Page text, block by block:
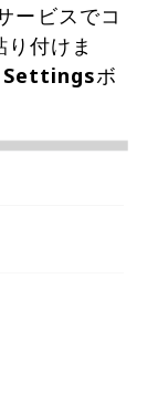
ービスでコ
付けま
Settingsボ